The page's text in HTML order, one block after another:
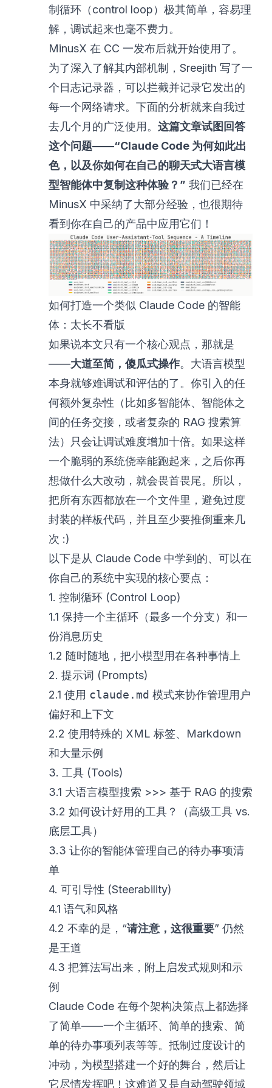
制循环（control loop）极其简单，容易理
解，调试起来也毫不费力。
MinusX 在 CC 一发布后就开始使用了。
为了深入了解其内部机制， Sreejith 写了一
个日志记录器，可以拦截并记录它发出的
每一个网络请求。下面的分析就来自我过
去几个月的广泛使用。 这篇文章试图回答
这个问题——“Claude Code 为何如此出
色，以及你如何在自己的聊天式大语言模
型智能体中复制这种体验？” 我们已经在
MinusX 中采纳了大部分经验，也很期待
看到你在自己的产品中应用它们！
如何打造一个类似 Claude Code 的智能
体：太长不看版
如果说本文只有一个核心观点，那就是
——大道至简，傻瓜式操作。大语言模型
本身就够难调试和评估的了。你引入的任
何额外复杂性（比如多智能体、智能体之
间的任务交接，或者复杂的 RAG 搜索算
法）只会让调试难度增加十倍。如果这样
一个脆弱的系统侥幸能跑起来，之后你再
想做什么大改动，就会畏首畏尾。所以，
把所有东西都放在一个文件里，避免过度
封装的样板代码，并且至少要推倒重来几
次 :)
以下是从 Claude Code 中学到的、可以在
你自己的系统中实现的核心要点：
1. 控制循环 (Control Loop)
1.1 保持一个主循环（最多一个分支）和一
份消息历史
1.2 随时随地，把小模型用在各种事情上
2. 提示词 (Prompts)
2.1 使用 claude.md 模式来协作管理用户
偏好和上下文
2.2 使用特殊的 XML 标签、Markdown
和大量示例
3. 工具 (Tools)
3.1 大语言模型搜索 >>> 基于 RAG 的搜索
3.2 如何设计好用的工具？（高级工具 vs.
底层工具）
3.3 让你的智能体管理自己的待办事项清
单
4. 可引导性 (Steerability)
4.1 语气和风格
4.2 不幸的是，“请注意，这很重要” 仍然
是王道
4.3 把算法写出来，附上启发式规则和示
例
Claude Code 在每个架构决策点上都选择
了简单——一个主循环、简单的搜索、简
单的待办事项列表等等。抵制过度设计的
冲动，为模型搭建一个好的舞台，然后让
它尽情发挥吧！这难道又是自动驾驶领域